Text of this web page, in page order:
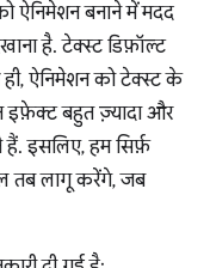
ऐनिमेशन बनाने में मदद
है. टेक्स्ट डिफ़ॉल्ट
ही, ऐनिमेशन को टेक्स्ट के
इफ़ेक्ट बहुत ज़्यादा और
इसलिए, हम सिर्फ़
तब लागू करेंगे, जब